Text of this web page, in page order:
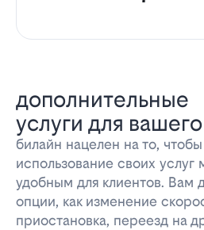
дополнительные
услуги для
билайн нацелен на то,
использование своих услуг
удобным для клиентов. Вам
опции, как изменение
приостановка, переезд на